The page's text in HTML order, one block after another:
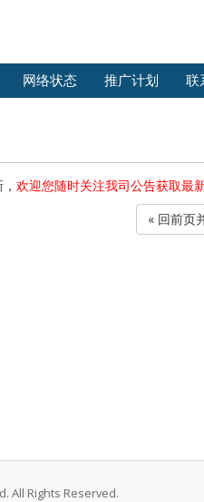
网络状态 推广计划 联
欢迎您随时关注我司公告获取最
« 回前页
All Rights Reserved.